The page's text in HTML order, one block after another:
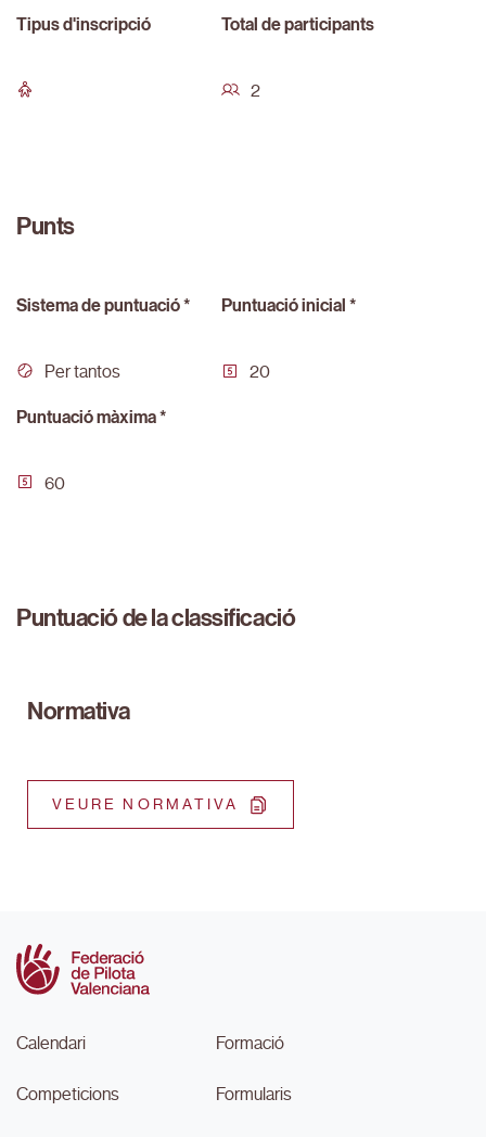
Tipus d'inscripció Total de participants
2
Punts
Sistema de puntuació *
Per tantos
Puntuació inicial *
20
Puntuació màxima *
60
Puntuació de la classificació
Normativa
VEURE NORMATIVA
Calendari
Competicions
Formació
Formularis